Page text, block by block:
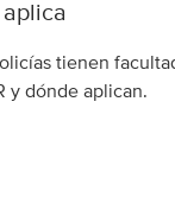
tienen
y dónde aplican.